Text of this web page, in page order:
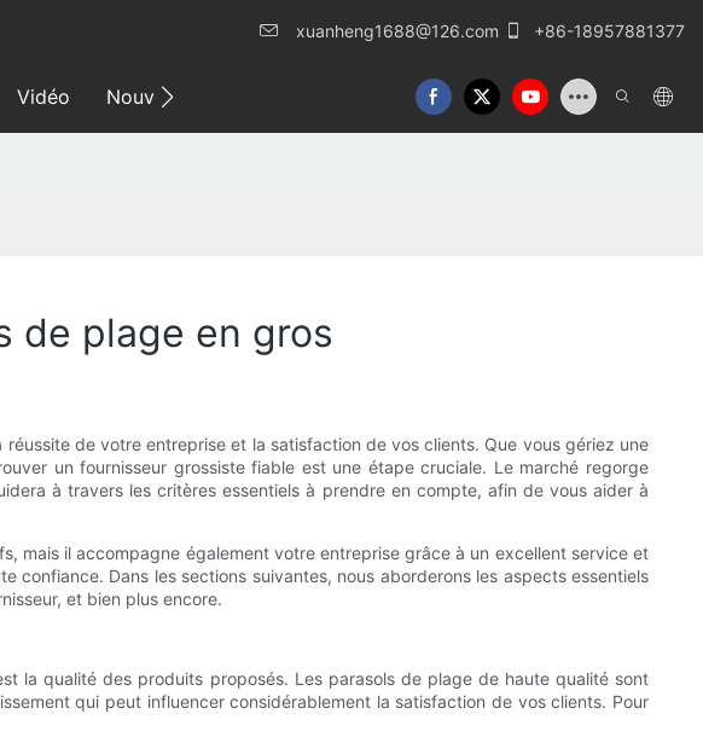
xuanheng1688@126.com +86-18957881377
Vidéo Nouvelles
de plage en gros
de votre entreprise et la satisfaction de vos clients. Que vous gériez une
un fournisseur grossiste fiable est une étape cruciale. Le marché regorge
à travers les critères essentiels à prendre en compte, afin de vous aider à
mais il accompagne également votre entreprise grâce à un excellent service et
Dans les sections suivantes, nous aborderons les aspects essentiels
et bien plus encore.
la qualité des produits proposés. Les parasols de plage de haute qualité sont
qui peut influencer considérablement la satisfaction de vos clients. Pour